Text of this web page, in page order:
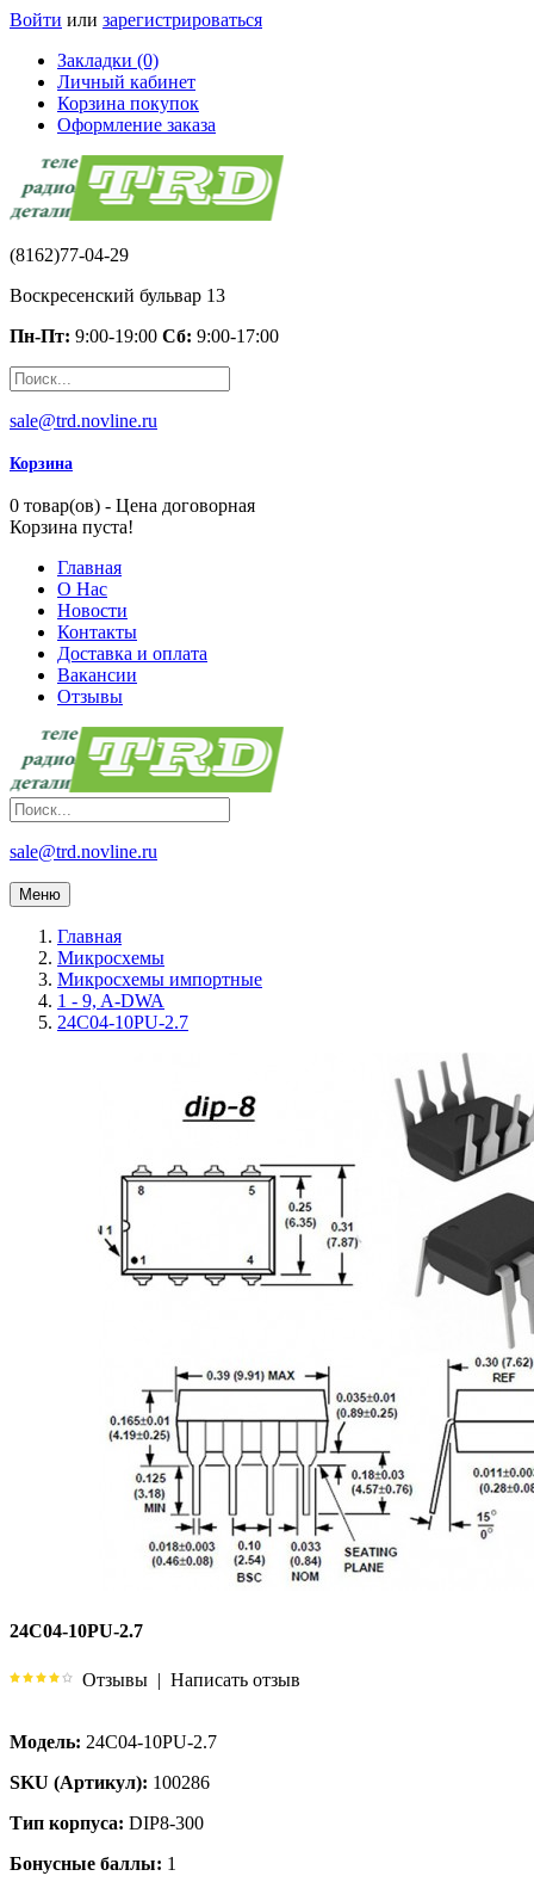
Войти или зарегистрироваться
Закладки (0)
Личный кабинет
Корзина покупок
Оформление заказа
(8162)77-04-29
Воскресенский бульвар 13
Пн-Пт: 9:00-19:00 Сб: 9:00-17:00
sale@trd.novline.ru
Корзина
0 товар(ов) - Цена договорная
Корзина пуста!
Главная
О Нас
Новости
Контакты
Доставка и оплата
Вакансии
Отзывы
sale@trd.novline.ru
Меню
Главная
Микросхемы
Микросхемы импортные
1 - 9, A-DWA
24C04-10PU-2.7
24C04-10PU-2.7
Отзывы | Написать отзыв
Модель: 24C04-10PU-2.7
SKU (Артикул): 100286
Тип корпуса: DIP8-300
Бонусные баллы: 1